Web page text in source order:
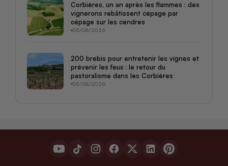
Corbières, un an après les flammes : des
vignerons rebâtissent cépage par
cépage sur les cendres
05/08/2026
200 brebis pour entretenir les vignes et
prévenir les feux : le retour du
pastoralisme dans les Corbières
05/08/2026